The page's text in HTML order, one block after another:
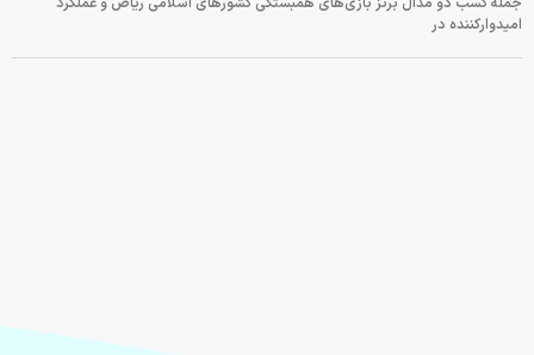
امیدوارکننده در